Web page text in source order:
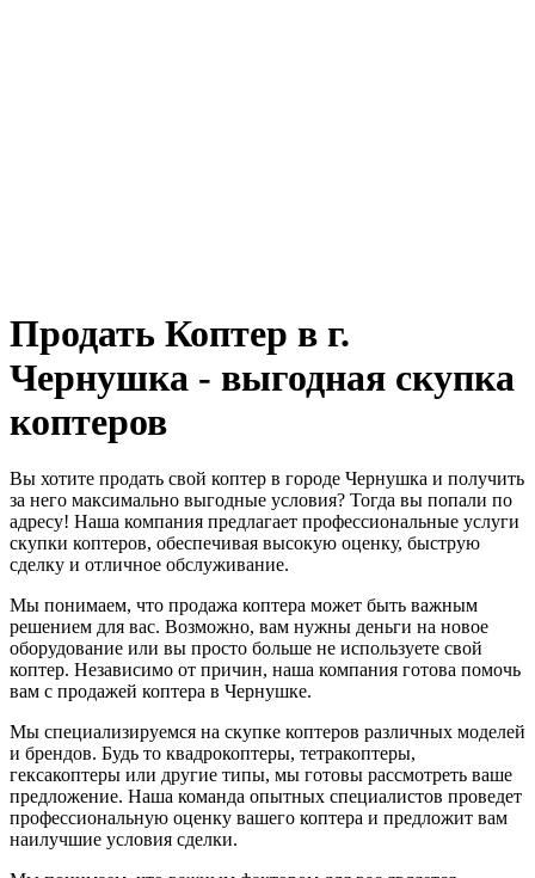
Продать Коптер в г.
Чернушка - выгодная скупка
коптеров
Вы хотите продать свой коптер в городе Чернушка и получить
за него максимально выгодные условия? Тогда вы попали по
адресу! Наша компания предлагает профессиональные услуги
скупки коптеров, обеспечивая высокую оценку, быструю
сделку и отличное обслуживание.
Мы понимаем, что продажа коптера может быть важным
решением для вас. Возможно, вам нужны деньги на новое
оборудование или вы просто больше не используете свой
коптер. Независимо от причин, наша компания готова помочь
вам с продажей коптера в Чернушке.
Мы специализируемся на скупке коптеров различных моделей
и брендов. Будь то квадрокоптеры, тетракоптеры,
гексакоптеры или другие типы, мы готовы рассмотреть ваше
предложение. Наша команда опытных специалистов проведет
профессиональную оценку вашего коптера и предложит вам
наилучшие условия сделки.